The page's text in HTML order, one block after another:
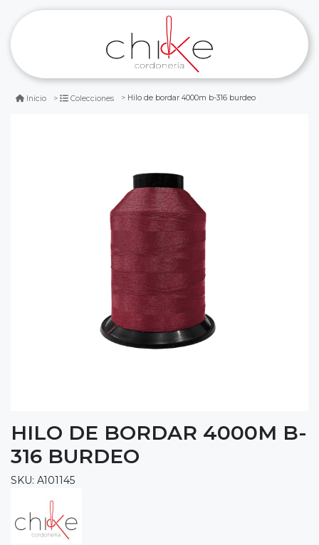
Inicio Colecciones Hilo de bordar 4000m b-316 burdeo
HILO DE BORDAR 4000M B-
316 BURDEO
SKU: A101145